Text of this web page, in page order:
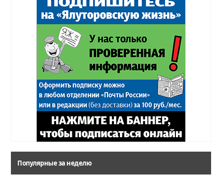
Популярные за неделю